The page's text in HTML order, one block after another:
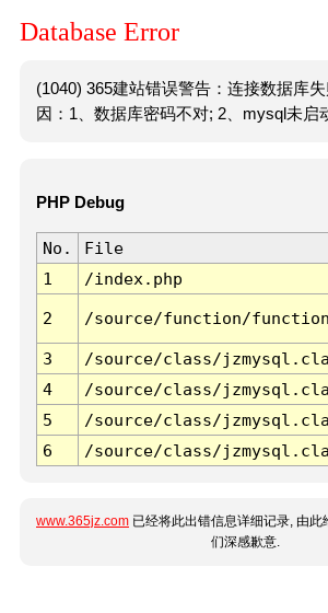
Database Error
(1040) 365建站错误警告：连接数据库
因：1、数据库密码不对; 2、mysql未启
PHP Debug
No. File
1
/index.php
2 /source/function/
3 /source/class/
4
/source/class/
5
/source/class/
6
/source/class/
www.365jz.com 已经将此出错信息详细记录, 由
们深感歉意.